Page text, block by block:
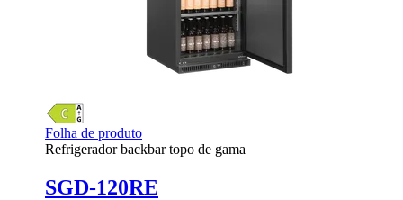
Folha de produto
Refrigerador backbar topo de gama
SGD-120RE